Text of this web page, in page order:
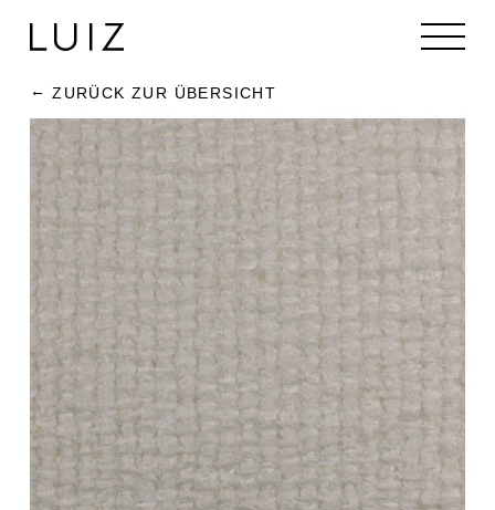
ZURÜCK ZUR ÜBERSICHT